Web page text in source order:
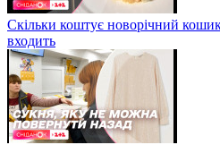
Скільки коштує новорічний
входить